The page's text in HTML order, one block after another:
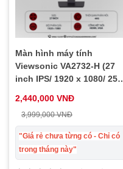
Màn hình máy tính
Viewsonic VA2732-H (27
inch IPS/ 1920 x 1080/ 250
hành 24 tháng
2,440,000 VNĐ
3,999,000 VNĐ
"Giá rẻ chưa từng có - Chỉ có
trong tháng này"